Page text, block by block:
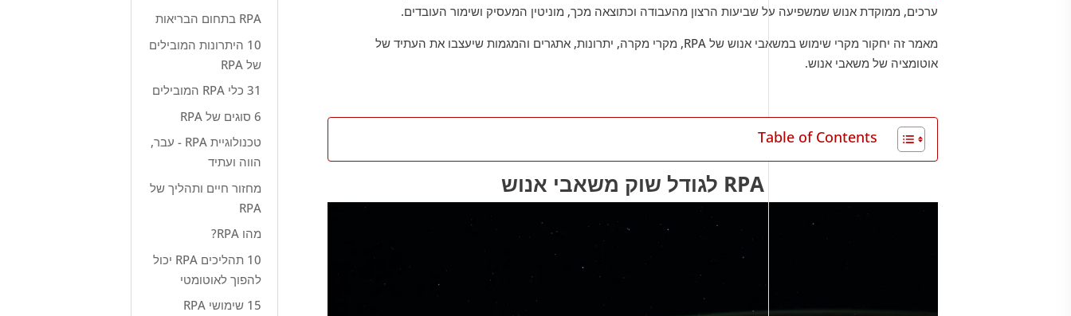
ערכים, ממוקדת אנוש שמשפיעה על שביעות הרצון מהעבודה וכתוצאה מכך, מוניטין המעסיק ושימור העובדים.
מאמר זה יחקור מקרי שימוש במשאבי אנוש של RPA, מקרי מקרה, יתרונות, אתגרים והמגמות שיעצבו את העתיד של
אוטומציה של משאבי אנוש.
Table of Contents
RPA לגודל שוק משאבי אנוש
RPA בתחום הבריאות
10 היתרונות המובילים
של RPA
31 כלי RPA המובילים
6 סוגים של RPA
טכנולוגיית RPA - עבר,
הווה ועתיד
מחזור חיים ותהליך של
RPA
מהו RPA?
10 תהליכים RPA יכול
להפוך לאוטומטי
15 שימושי RPA